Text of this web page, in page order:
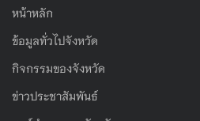
หน้าหลัก
ข้อมูลทั่วไปจังหวัด
กิจกรรมของจังหวัด
ข่าวประชาสัมพันธ์